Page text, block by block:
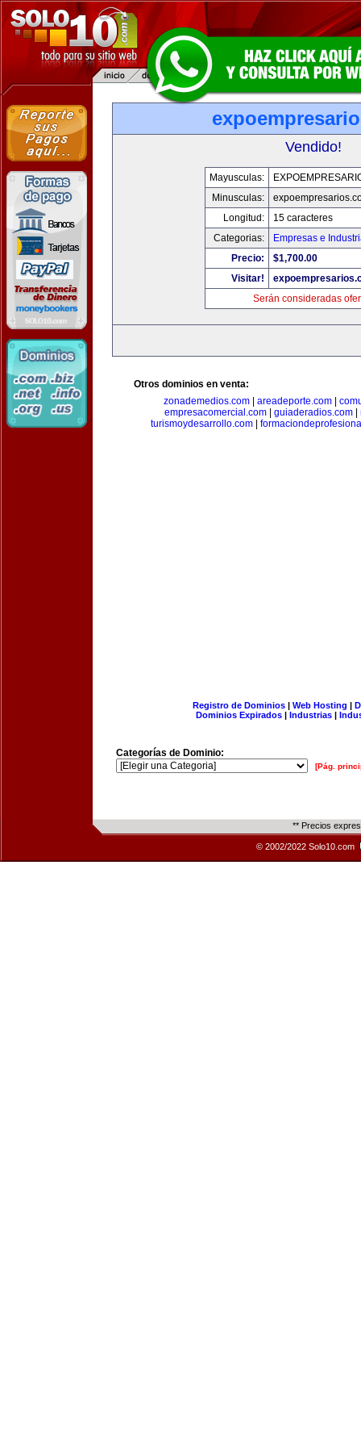
Vendido!
Mayusculas:
Minusculas:
Longitud:
15 caracteres
Categorias:
Empresas e
Precio:
$1,700.00
Visitar!
Serán consideradas
Otros dominios en venta:
zonademedios.com| areadeporte.com|
empresacomercial.com| guiaderadios.com|
turismoydesarrollo.com|
Registro de Dominios| Web Hosting |
Dominios Expirados | Industrias |
Categorías de Dominio:
[Pág.
** Precios
© 2002/2022 Solo10.com